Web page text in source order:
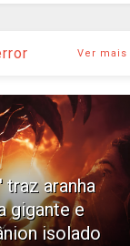
Ver mais
aranha
gigante e
isolado